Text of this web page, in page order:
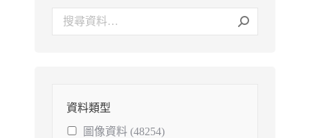
資料類型
圖像資料 (48254)